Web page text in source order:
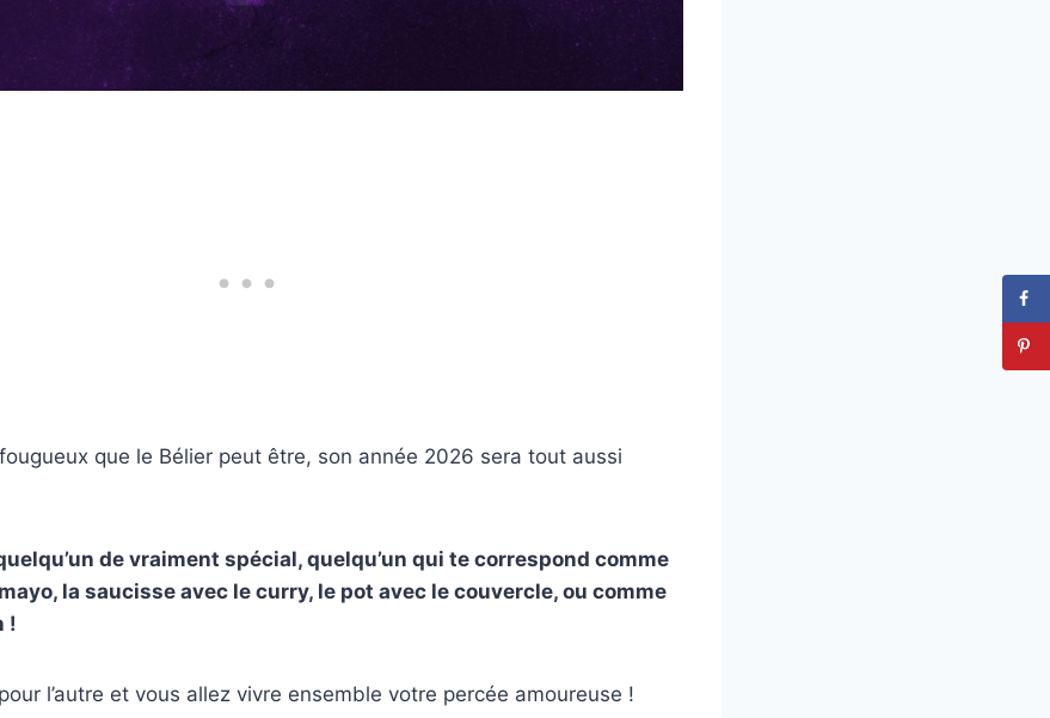
que le Bélier peut être, son année 2026 sera tout aussi
de vraiment spécial, quelqu’un qui te correspond comme
la saucisse avec le curry, le pot avec le couvercle, ou comme
!
l’autre et vous allez vivre ensemble votre percée amoureuse !